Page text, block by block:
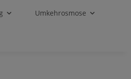
Umkehrosmose